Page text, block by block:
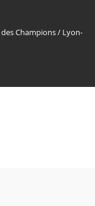
des Champions/ Lyon-